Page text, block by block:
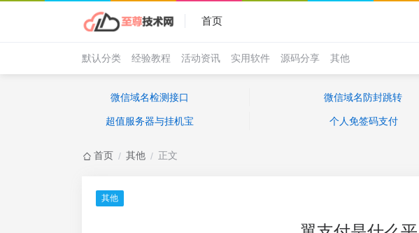
首页
默认分类 经验教程 活动资讯 实用软件 源码分享 其他
微信域名检测接口 微信域名防封跳转
超值服务器与挂机宝 个人免签码支付
首页 / 其他 / 正文
其他